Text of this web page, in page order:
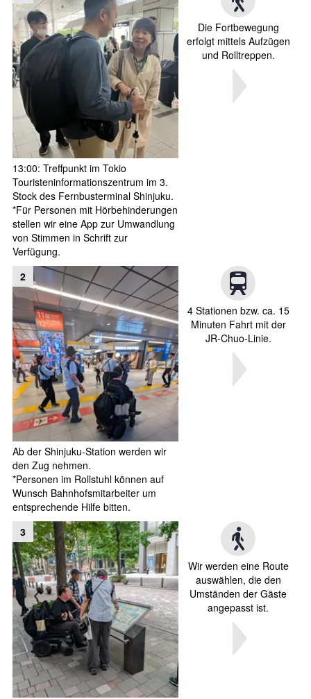
13:00: Treffpunkt im Tokio
Touristeninformationszentrum im 3.
Stock des Fernbusterminal Shinjuku.
*Für Personen mit Hörbehinderungen
stellen wir eine App zur Umwandlung
von Stimmen in Schrift zur
Verfügung.
Die Fortbewegung
erfolgt mittels Aufzügen
und Rolltreppen.
2
Ab der Shinjuku-Station werden wir
den Zug nehmen.
*Personen im Rollstuhl können auf
Wunsch Bahnhofsmitarbeiter um
entsprechende Hilfe bitten.
4 Stationen bzw. ca. 15
Minuten Fahrt mit der
JR-Chuo-Linie.
3
Wir werden eine Route
auswählen, die den
Umständen der Gäste
angepasst ist.